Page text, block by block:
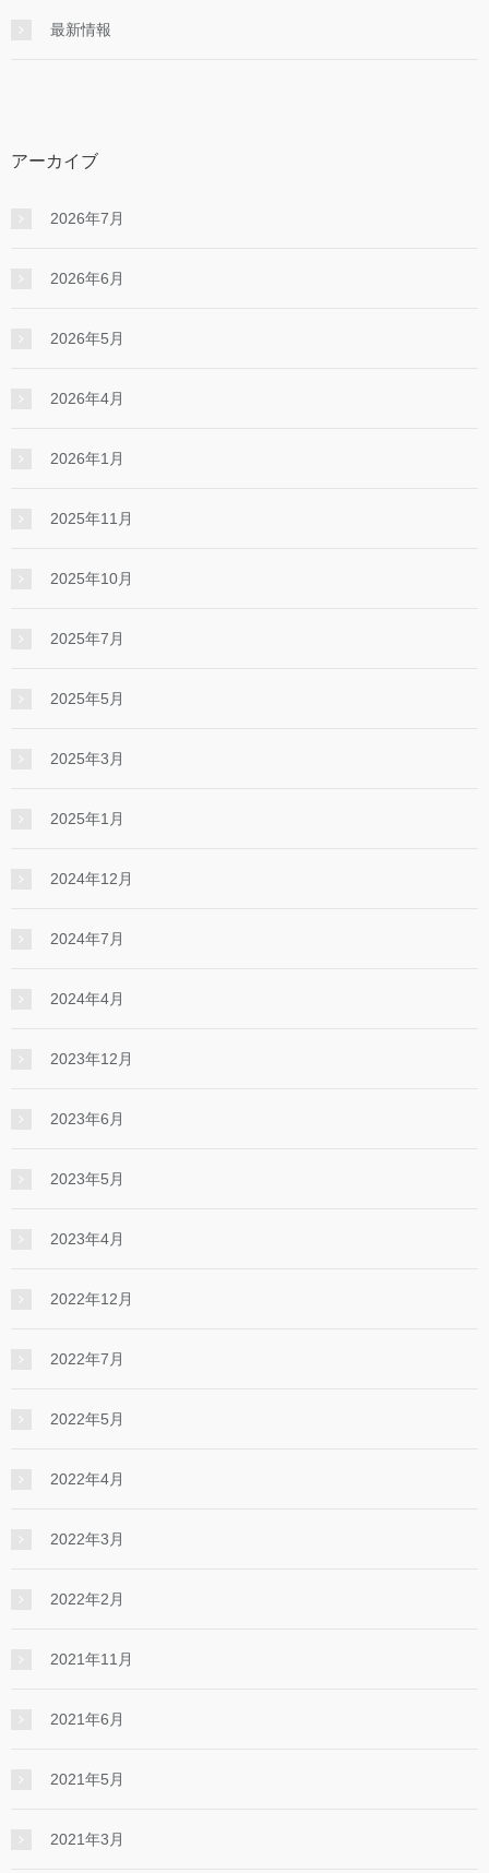
最新情報
アーカイブ
2026年7月
2026年6月
2026年5月
2026年4月
2026年1月
2025年11月
2025年10月
2025年7月
2025年5月
2025年3月
2025年1月
2024年12月
2024年7月
2024年4月
2023年12月
2023年6月
2023年5月
2023年4月
2022年12月
2022年7月
2022年5月
2022年4月
2022年3月
2022年2月
2021年11月
2021年6月
2021年5月
2021年3月